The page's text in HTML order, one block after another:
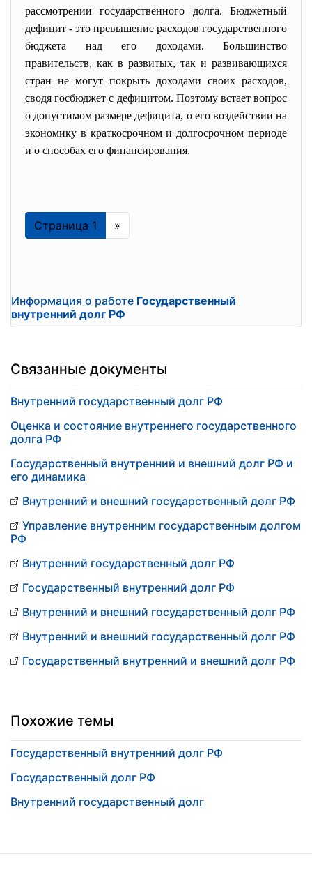
рассмотрении государственного долга. Бюджетный
дефицит - это превышение расходов государственного
бюджета над его доходами. Большинство
правительств, как в развитых, так и развивающихся
стран не могут покрыть доходами своих расходов,
сводя госбюджет с дефицитом. Поэтому встает вопрос
о допустимом размере дефицита, о его воздействии на
экономику в краткосрочном и долгосрочном периоде
и о способах его финансирования.
Страница 1 »
Информация о работе Государственный
внутренний долг РФ
Связанные документы
Внутренний государственный долг РФ
Оценка и состояние внутреннего государственного
долга РФ
Государственный внутренний и внешний долг РФ и
его динамика
Внутренний и внешний государственный долг РФ
Управление внутренним государственным долгом
РФ
Внутренний государственный долг РФ
Государственный внутренний долг РФ
Внутренний и внешний государственный долг РФ
Внутренний и внешний государственный долг РФ
Государственный внутренний и внешний долг РФ
Похожие темы
Государственный внутренний долг РФ
Государственный долг РФ
Внутренний государственный долг